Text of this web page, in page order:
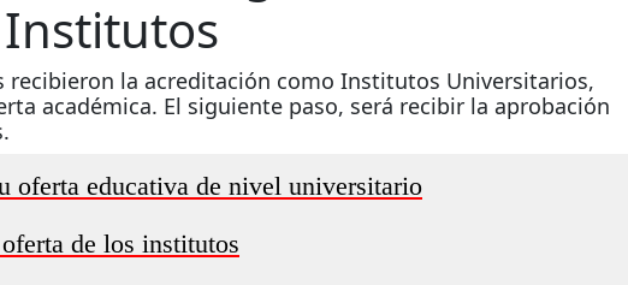
recibieron la acreditación como Institutos Universitarios,
académica. El siguiente paso, será recibir la aprobación
oferta educativa de nivel universitario
de los institutos